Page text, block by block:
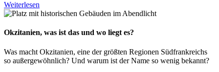
Weiterlesen
Okzitanien, was ist das und wo liegt es?
Was macht Okzitanien, eine der größten Regionen Südfrankreichs
so außergewöhnlich? Und warum ist der Name so wenig bekannt?